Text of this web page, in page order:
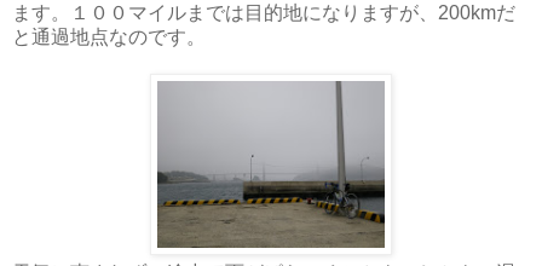
ます。１００マイルまでは目的地になりますが、200kmだ
と通過地点なのです。